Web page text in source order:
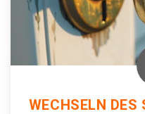
WECHSELN DES